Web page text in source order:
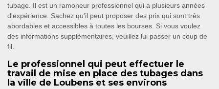
tubage. Il est un ramoneur professionnel qui a plusieurs années
d'expérience. Sachez qu'il peut proposer des prix qui sont très
abordables et accessibles à toutes les bourses. Si vous voulez
des informations supplémentaires, veuillez lui passer un coup de
fil.
Le professionnel qui peut effectuer le
travail de mise en place des tubages dans
la ville de Loubens et ses environs